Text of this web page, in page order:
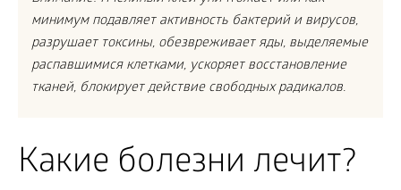
минимум подавляет активность бактерий и вирусов,
разрушает токсины, обезвреживает яды, выделяемые
распавшимися клетками, ускоряет восстановление
тканей, блокирует действие свободных радикалов.
Какие болезни лечит?